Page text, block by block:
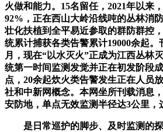
火做和能力。15名留任，2021年以来
92%，正在西山大岭沿线吨的丛林消
壮化扶植到全平易近参取的群防群控
统累计捕获各类告警累计19000余起。
月，现在“以水灭火”正成为江西丛林
统第一时间监测发觉并正在初发阶段
点，20余起炊火类告警发生正在人员
社和中新网概念。本网坐所刊载消息
安防地，单点无效监测半径达3公里，
是日常巡护的脚步、及时监测的探